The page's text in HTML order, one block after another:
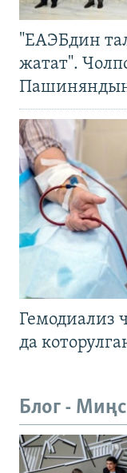
"ЕАЭБдин
жатат".
Гемодиализ
да
Блог -